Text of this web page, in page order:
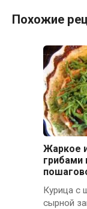
Похожие
Жаркое
грибами
Курица с
сырной